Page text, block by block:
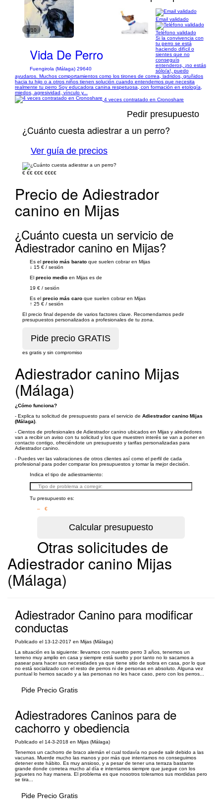
1/10
Vida De Perro
Fuengirola (Málaga) 29640
Email validado
Teléfono validado
Si la convivencia con
tu perro se está
haciendo difícil o
sientes que no
conseguís
entenderos, ¡no estás
sólo/a!, puedo
ayudaros. Muchos comportamientos como los tirones de correa, ladridos, gruñidos
hacia tu hijo o a otros niños tienen solución cuando entendemos que necesita
realmente tu perro Soy educadora canina respetuosa, con formación en etología,
miedos, agresividad, vínculo y...
4 veces contratado en Cronoshare
Pedir presupuesto
¿Cuánto cuesta adiestrar a un perro?
Ver guía de precios
€ €€ €€€ €€€€
Precio de Adiestrador
canino en Mijas
¿Cuánto cuesta un servicio de
Adiestrador canino en Mijas?
Es el precio más barato que suelen cobrar en Mijas
↓ 15 € / sesión
El precio medio en Mijas es de
19 € / sesión
Es el precio más caro que suelen cobrar en Mijas
↑ 25 € / sesión
El precio final depende de varios factores clave. Recomendamos pedir
presupuestos personalizados a profesionales de tu zona.
es gratis y sin compromiso
Adiestrador canino Mijas
(Málaga)
¿Cómo funciona?
- Explica tu solicitud de presupuesto para el servicio de Adiestrador canino Mijas
(Málaga)
- Cientos de profesionales de Adiestrador canino ubicados en Mijas y alrededores
van a recibir un aviso con tu solicitud y los que muestren interés se van a poner en
contacto contigo, ofreciéndote un presupuesto y tarifas personalizadas para
Adiestrador canino.
- Puedes ver las valoraciones de otros clientes así como el perfil de cada
profesional para poder comparar los presupuestos y tomar la mejor decisión.
Indica el tipo de adiestramiento:
Tu presupuesto es:
– €
Otras solicitudes de
Adiestrador canino Mijas
(Málaga)
Adiestrador Canino para modificar
conductas
Publicado el 13-12-2017 en Mijas (Málaga)
La situación es la siguiente: llevamos con nuestro perro 3 años, tenemos un
terreno muy amplio en casa y siempre está suelto y por tanto no lo sacamos a
pasear para hacer sus necesidades ya que tiene sitio de sobra en casa, por lo que
no está socializado con el resto de perros ni de personas en absoluto. Alguna vez
puntual lo hemos sacado y a las personas no les hace caso, pero con los perros...
Pide Precio Gratis
Adiestradores Caninos para de
cachorro y obediencia
Publicado el 14-3-2018 en Mijas (Málaga)
Tenemos un cachorro de braco alemán el cual todavía no puede salir debido a las
vacunas. Muerde mucho las manos y por más que intentamos no conseguimos
detener este hábito. Es muy ansioso, y a pesar de tener una terraza bastante
grande donde corretea mucho al día e intentamos siempre que juegue con los
juguetes no hay manera. El problema es que nosotros toleramos sus mordidas pero
se tira...
Pide Precio Gratis